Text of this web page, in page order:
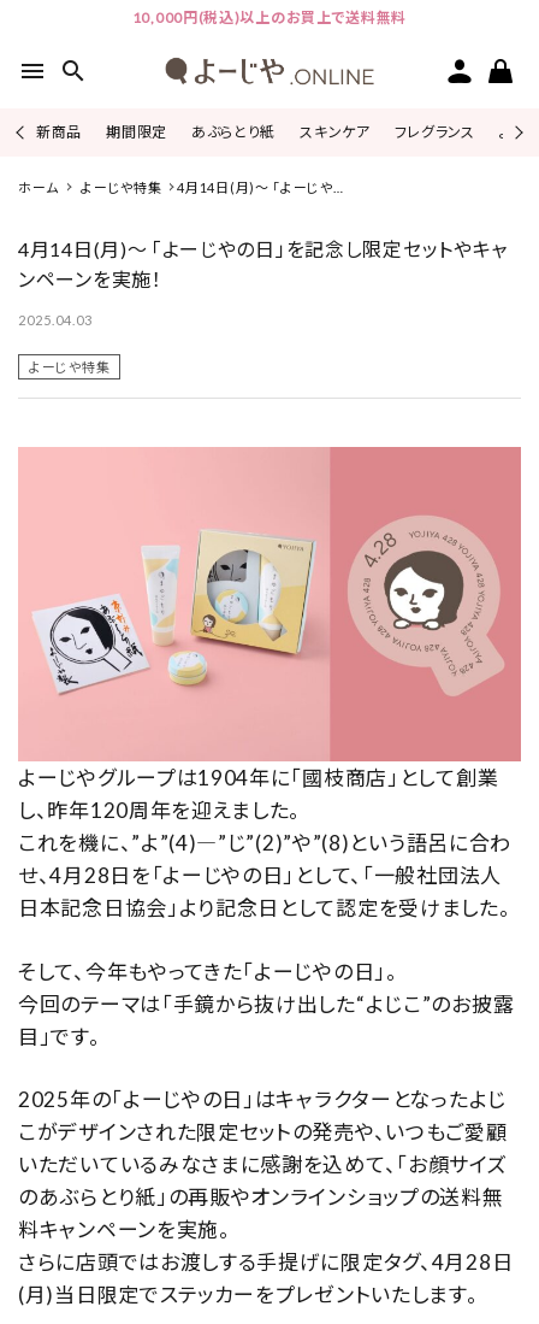
10,000円(税込)以上のお買上で送料無料
menu search
新商品 期間限定 あぶらとり紙 スキンケア フレグランス よじ
ピックアップ
カテゴリーから探す
よーじやについて
お客さま向け窓口(お問い合わせ)
企業さま向け窓口
店舗情報
ホーム よーじや特集
4月14日(月)～ 「よーじやの
4月14日(月)～ 「よーじやの日」を記念し限定セットやキャ
ンペーンを実施！
2025.04.03
よーじや特集
よーじやグループは1904年に「國枝商店」として創業
し、昨年120周年を迎えました。
これを機に、”よ”(4)―”じ”(2)”や”(8)という語呂に合わ
せ、4月28日を「よーじやの日」として、「一般社団法人
日本記念日協会」より記念日として認定を受けました。
そして、今年もやってきた「よーじやの日」。
今回のテーマは「手鏡から抜け出した“よじこ”のお披露
目」です。
2025年の「よーじやの日」はキャラクターとなったよじ
こがデザインされた限定セットの発売や、いつもご愛顧
いただいているみなさまに感謝を込めて、「お顔サイズ
のあぶらとり紙」の再販やオンラインショップの送料無
料キャンペーンを実施。
さらに店頭ではお渡しする手提げに限定タグ、4月28日
(月)当日限定でステッカーをプレゼントいたします。